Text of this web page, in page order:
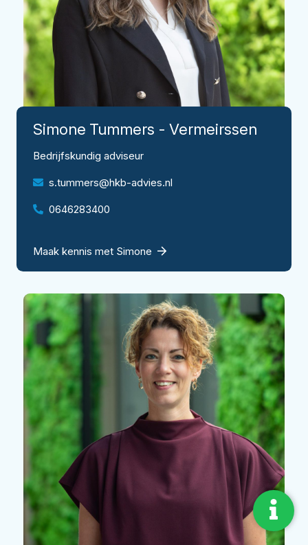
Simone Tummers - Vermeirssen
Bedrijfskundig adviseur
s.tummers@hkb-advies.nl
0646283400
Maak kennis met Simone